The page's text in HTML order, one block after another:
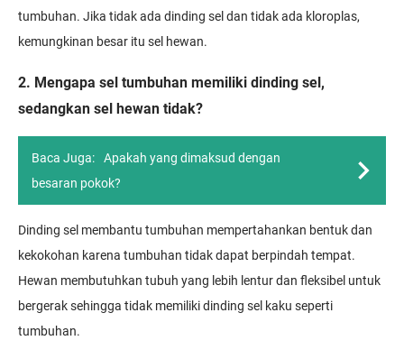
tumbuhan. Jika tidak ada dinding sel dan tidak ada kloroplas,
kemungkinan besar itu sel hewan.
2. Mengapa sel tumbuhan memiliki dinding sel,
sedangkan sel hewan tidak?
Baca Juga:
Apakah yang dimaksud dengan
besaran pokok?
Dinding sel membantu tumbuhan mempertahankan bentuk dan
kekokohan karena tumbuhan tidak dapat berpindah tempat.
Hewan membutuhkan tubuh yang lebih lentur dan fleksibel untuk
bergerak sehingga tidak memiliki dinding sel kaku seperti
tumbuhan.